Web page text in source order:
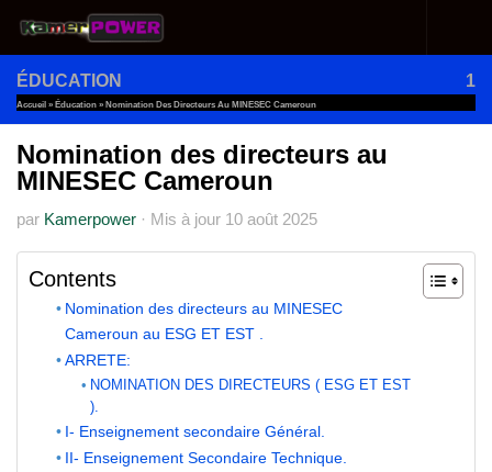
Au dessous du contenu
ÉDUCATION 1
Accueil » Éducation » Nomination Des Directeurs Au MINESEC Cameroun
Nomination des directeurs au
MINESEC Cameroun
par Kamerpower · Mis à jour 10 août 2025
Contents
Nomination des directeurs au MINESEC
Cameroun au ESG ET EST .
ARRETE:
NOMINATION DES DIRECTEURS ( ESG ET EST
).
I- Enseignement secondaire Général.
II- Enseignement Secondaire Technique.